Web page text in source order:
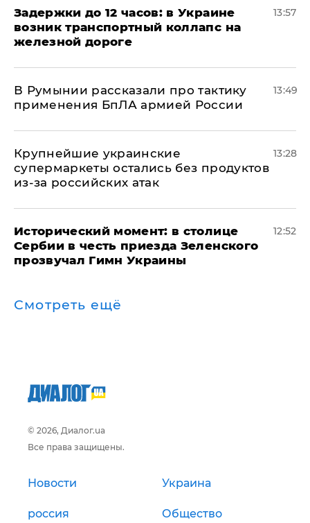
Задержки до 12 часов: в Украине
возник транспортный коллапс на
железной дороге
13:57
В Румынии рассказали про тактику
применения БпЛА армией России
13:49
Крупнейшие украинские
супермаркеты остались без продуктов
из-за российских атак
13:28
Исторический момент: в столице
Сербии в честь приезда Зеленского
прозвучал Гимн Украины
12:52
Смотреть ещё
© 2026, Диалог.ua
Все права защищены.
Новости Украина
россия Общество